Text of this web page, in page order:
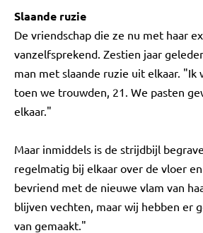
Slaande ruzie
De vriendschap die ze nu met haar
vanzelfsprekend. Zestien jaar
man met slaande ruzie uit elkaar. "Ik
toen we trouwden, 21. We pasten
elkaar."
Maar inmiddels is de strijdbijl
regelmatig bij elkaar over de vloer
bevriend met de nieuwe vlam van
blijven vechten, maar wij hebben er
van gemaakt."